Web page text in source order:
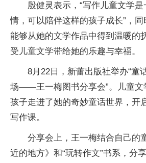
殷健灵表示，“写作儿童文学
情，可以陪伴这样的孩子成长”，
能够从她的文学作品中得到温暖的
受儿童文学带给她的乐趣与幸福。
8月22日，新蕾出版社举办“童
场——王一梅图书分享会”。儿童文
孩子走进了她的奇妙童话世界，开
写作课。
分享会上，王一梅结合自己的
近的地方》和“玩转作文”书系，分